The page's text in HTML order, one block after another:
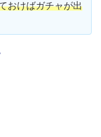
おけばガチャが出